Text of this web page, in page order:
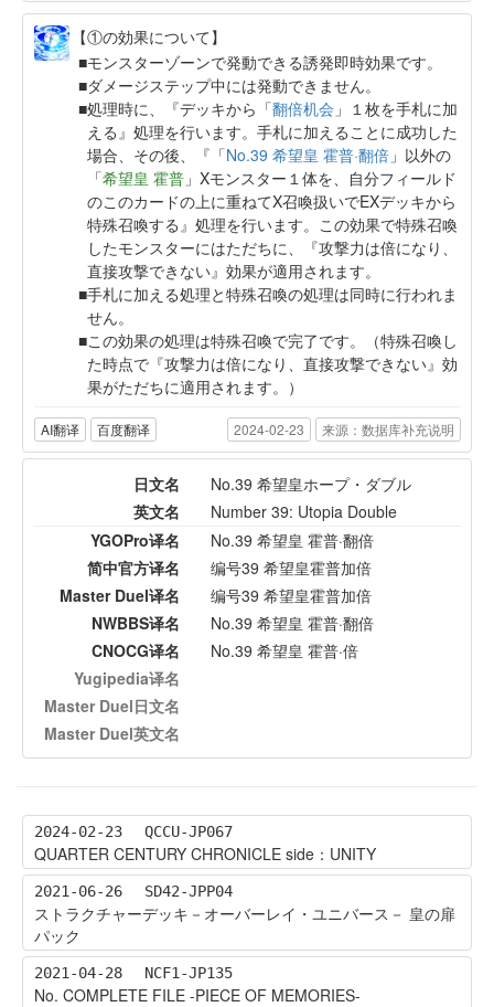
【①の効果について】
モンスターゾーンで発動できる誘発即時効果です。
ダメージステップ中には発動できません。
処理時に、『デッキから「翻倍机会 」１枚を手札に加
える』処理を行います。手札に加えることに成功した
場合、その後、『「No.39 希望皇 霍普·翻倍 」以外の
「希望皇 霍普 」Xモンスター１体を、自分フィールド
のこのカードの上に重ねてX召喚扱いでEXデッキから
特殊召喚する』処理を行います。この効果で特殊召喚
したモンスターにはただちに、『攻撃力は倍になり、
直接攻撃できない』効果が適用されます。
手札に加える処理と特殊召喚の処理は同時に行われま
せん。
この効果の処理は特殊召喚で完了です。（特殊召喚し
た時点で『攻撃力は倍になり、直接攻撃できない』効
果がただちに適用されます。）
AI翻译 百度翻译 2024-02-23 来源：数据库补充说明
日文名
No.39 希望皇ホープ・ダブル
英文名
Number 39: Utopia Double
YGOPro译名
No.39 希望皇 霍普·翻倍
简中官方译名
编号39 希望皇霍普加倍
Master Duel译名
编号39 希望皇霍普加倍
NWBBS译名
No.39 希望皇 霍普·翻倍
CNOCG译名
No.39 希望皇 霍普·倍
Yugipedia译名
Master Duel日文名
Master Duel英文名
2024-02-23 QCCU-JP067
QUARTER CENTURY CHRONICLE side：UNITY
2021-06-26 SD42-JPP04
ストラクチャーデッキ－オーバーレイ・ユニバース－ 皇の扉
パック
2021-04-28 NCF1-JP135
No. COMPLETE FILE -PIECE OF MEMORIES-